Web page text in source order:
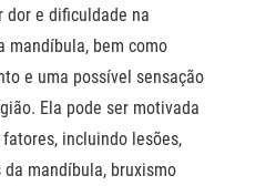
dor e dificuldade na
mandíbula, bem como
e uma possível sensação
Ela pode ser motivada
incluindo lesões,
mandíbula, bruxismo